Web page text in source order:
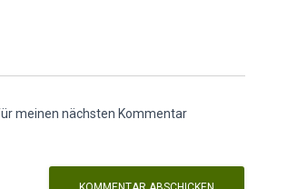
meinen nächsten Kommentar